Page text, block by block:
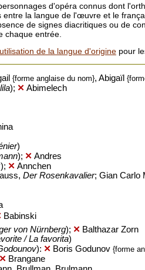
d'opéra connus dont
la langue de l'œuvre et le
de signes diacritiques ou de
chaque entrée.
utilisation de la langue d'originepour
{forme anglaise du nom}, Abigaïl
); ✕ Abimelech
)
); ✕ Andres
); ✕ Annchen
Der Rosenkavalier; Gian Carlo
Babinski
von Nürnberg); ✕ Balthazar Zorn
/ La favorita)
): ✕ Boris Godunov {forme
✕ Brangane